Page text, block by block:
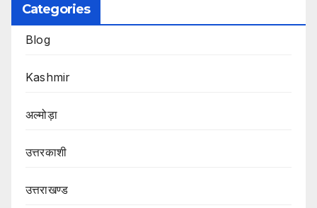
Categories
Blog
Kashmir
अल्मोड़ा
उत्तरकाशी
उत्तराखण्ड